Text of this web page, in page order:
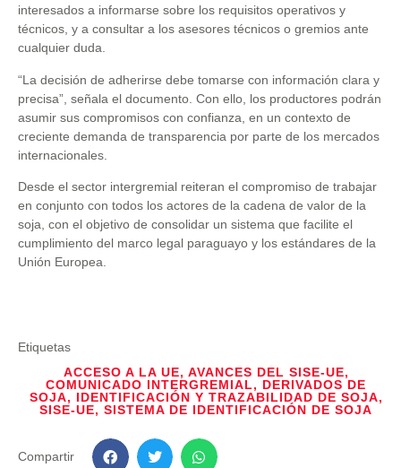
interesados a informarse sobre los requisitos operativos y
técnicos, y a consultar a los asesores técnicos o gremios ante
cualquier duda.
“La decisión de adherirse debe tomarse con información clara y
precisa”, señala el documento. Con ello, los productores podrán
asumir sus compromisos con confianza, en un contexto de
creciente demanda de transparencia por parte de los mercados
internacionales.
Desde el sector intergremial reiteran el compromiso de trabajar
en conjunto con todos los actores de la cadena de valor de la
soja, con el objetivo de consolidar un sistema que facilite el
cumplimiento del marco legal paraguayo y los estándares de la
Unión Europea
Etiquetas
ACCESO A LA UE, AVANCES DEL SISE-UE,
COMUNICADO INTERGREMIAL, DERIVADOS DE
SOJA, IDENTIFICACIÓN Y TRAZABILIDAD DE SOJA,
SISE-UE, SISTEMA DE IDENTIFICACIÓN DE SOJA
Compartir